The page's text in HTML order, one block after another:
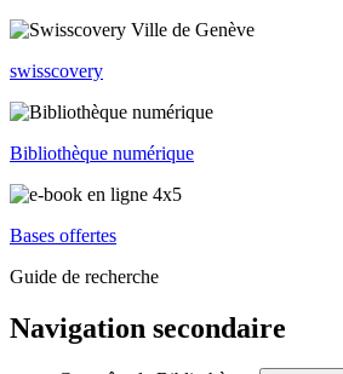
swisscovery
Bibliothèque numérique
Bases offertes
Guide de recherche
Navigation secondaire